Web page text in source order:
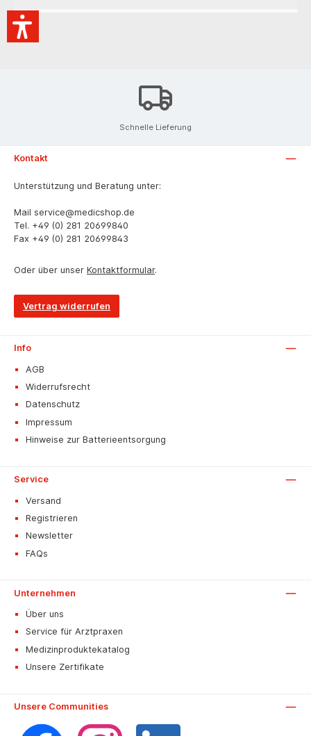
Schnelle Lieferung
Kontakt
Unterstützung und Beratung unter:
Mail service@medicshop.de
Tel. +49 (0) 281 20699840
Fax +49 (0) 281 20699843
Oder über unser Kontaktformular.
Vertrag widerrufen
Info
AGB
Widerrufsrecht
Datenschutz
Impressum
Hinweise zur Batterieentsorgung
Service
Versand
Registrieren
Newsletter
FAQs
Unternehmen
Über uns
Service für Arztpraxen
Medizinproduktekatalog
Unsere Zertifikate
Unsere Communities